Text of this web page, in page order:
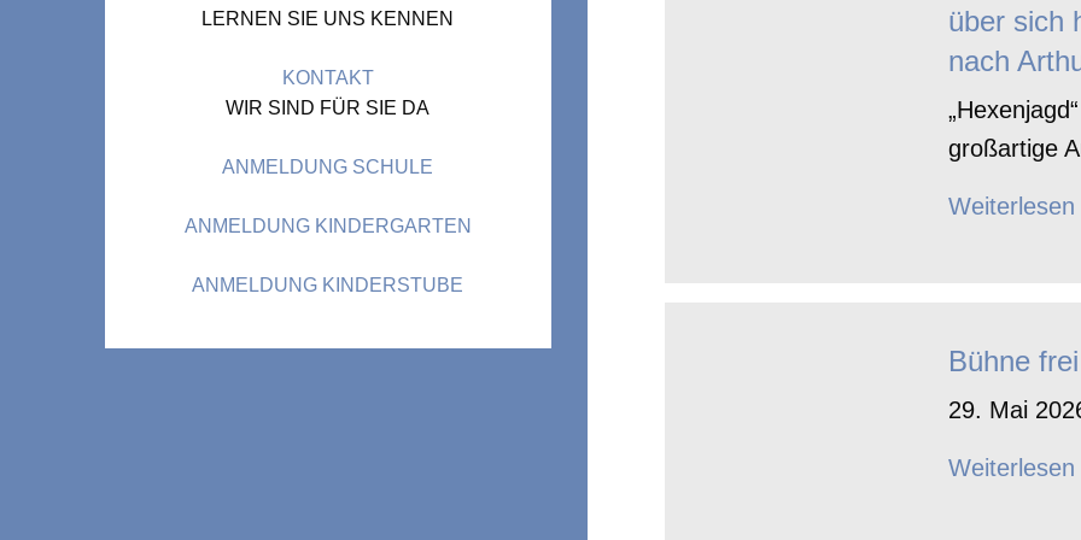
LERNEN SIE UNS KENNEN
KONTAKT
WIR SIND FÜR SIE DA
ANMELDUNG SCHULE
ANMELDUNG KINDERGARTEN
ANMELDUNG KINDERSTUBE
über sich
nach
großartige
Weiterlesen
Bühne frei
29. Mai
Weiterlesen